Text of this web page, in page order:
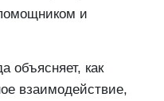
и
объясняет, как
взаимодействие,